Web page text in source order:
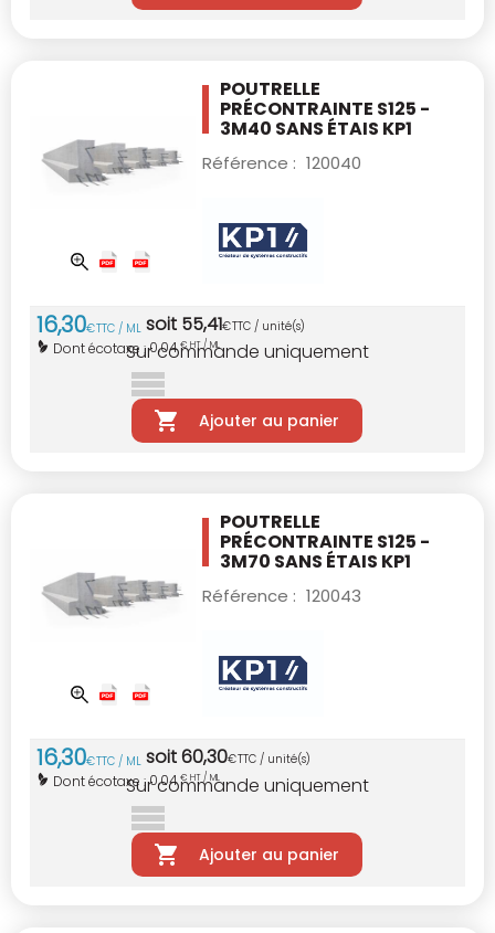
POUTRELLE
PRÉCONTRAINTE S125 -
3M40 SANS ÉTAIS KP1
Référence : 120040
16,30€TTC / ML soit 55,41€TTC / unité(s)
Dont écotaxe :0,04€ HT / ML
Sur commande uniquement
Ajouter au panier
POUTRELLE
PRÉCONTRAINTE S125 -
3M70 SANS ÉTAIS KP1
Référence : 120043
16,30€TTC / ML soit60,30€TTC / unité(s)
Dont écotaxe :0,04€ HT / ML
Sur commande uniquement
Ajouter au panier